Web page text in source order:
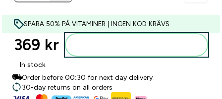
SPARA 50% PÅ VITAMINER | INGEN KOD KRÄVS
369 kr‎
In stock
Order before 00:30 for next day delivery
30-day returns on all orders